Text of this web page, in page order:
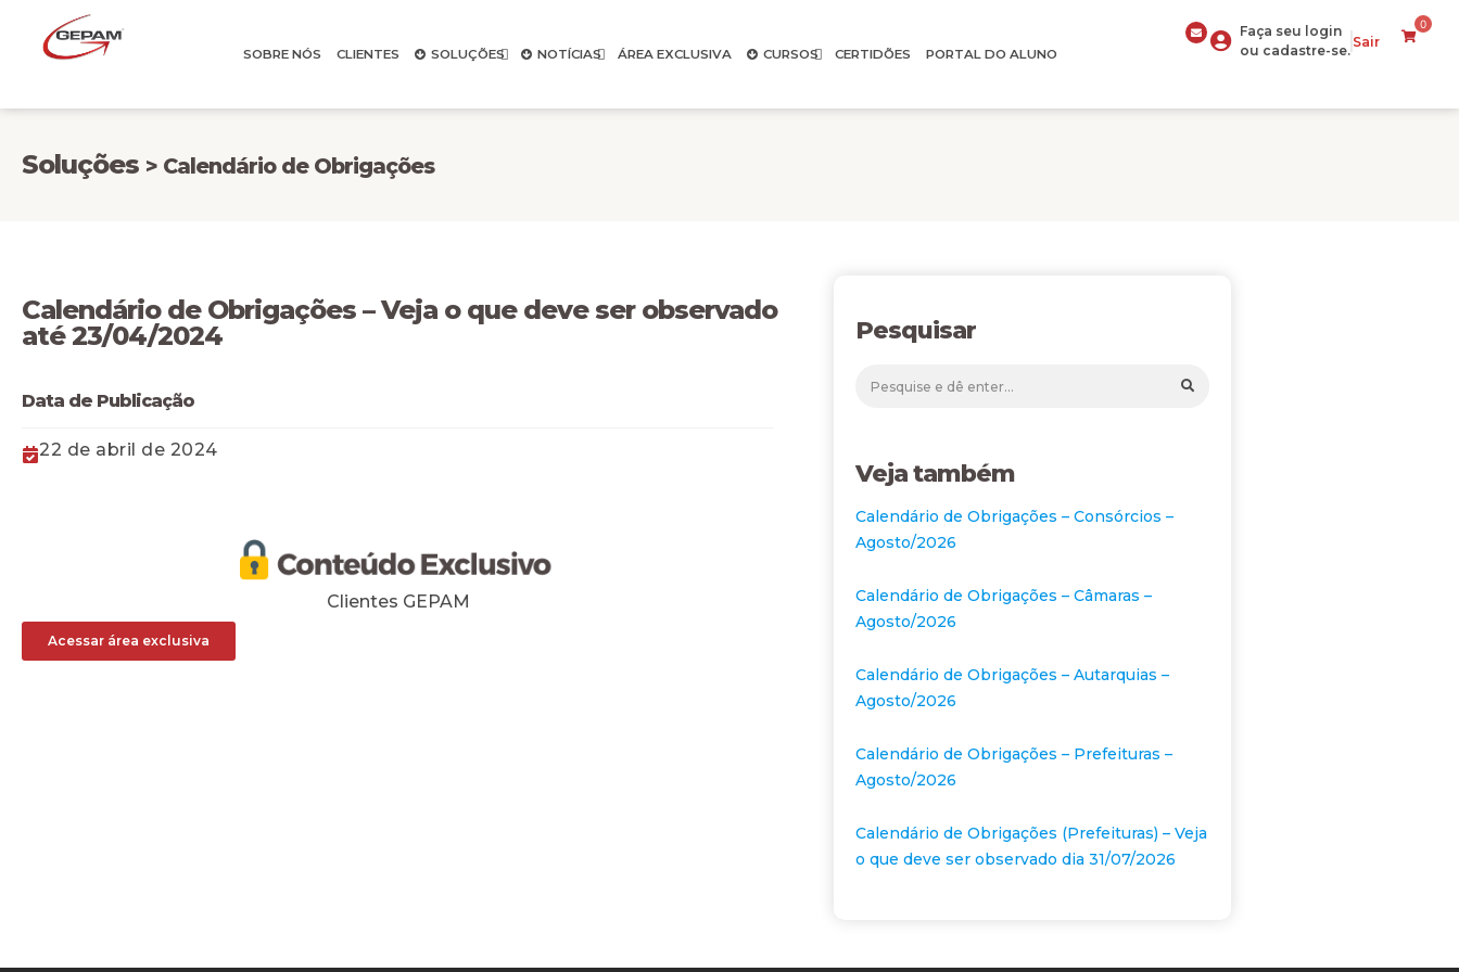
SOBRE NÓS CLIENTES SOLUÇÕES NOTÍCIAS ÁREA EXCLUSIVA CURSOS CERTIDÕES PORTAL DO ALUNO
Faça seu login
ou cadastre-se.
Sair
0
Soluções > Calendário de Obrigações
Calendário de Obrigações – Veja o que deve ser observado
até 23/04/2024
Data de Publicação
22 de abril de 2024
Clientes GEPAM
Acessar área exclusiva
Pesquisar
Veja também
Calendário de Obrigações – Consórcios –
Agosto/2026
Calendário de Obrigações – Câmaras –
Agosto/2026
Calendário de Obrigações – Autarquias –
Agosto/2026
Calendário de Obrigações – Prefeituras –
Agosto/2026
Calendário de Obrigações (Prefeituras) – Veja
o que deve ser observado dia 31/07/2026